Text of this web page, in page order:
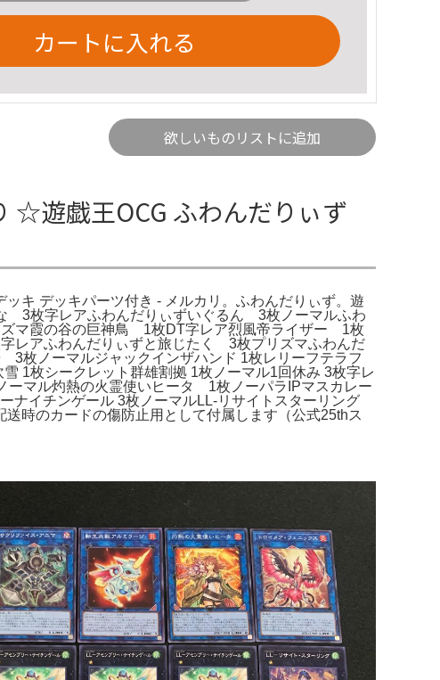
カートに入れる
欲しいものリストに追加
遊戯王OCG ふわんだりぃず
キ デッキパーツ付き - メルカリ。ふわんだりぃず。遊
3枚字レアふわんだりぃずいぐるん 3枚ノーマルふわ
マ霞の谷の巨神鳥 1枚DT字レア烈風帝ライザー 1枚
レアふわんだりぃずと旅じたく 3枚プリズマふわんだ
ノーマルジャックインザハンド 1枚レリーフテラフ
1枚シークレット群雄割拠 1枚ノーマル1回休み 3枚字レ
マル灼熱の火霊使いヒータ 1枚ノーパラIPマスカレー
ナイチンゲール 3枚ノーマルLL-リサイトスターリング
時のカードの傷防止用として付属します（公式25thス